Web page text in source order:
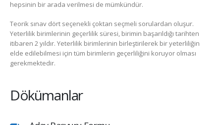
hepsinin bir arada verilmesi de mümkündür.
Teorik sınav dört seçenekli çoktan seçmeli sorulardan oluşur.
Yeterlilik birimlerinin geçerlilik süresi, birimin başarıldığı tarihten
itibaren 2 yıldır. Yeterlilik birimlerinin birleştirilerek bir yeterliliğin
elde edilebilmesi için tüm birimlerin geçerliliğini koruyor olması
gerekmektedir.
Dökümanlar